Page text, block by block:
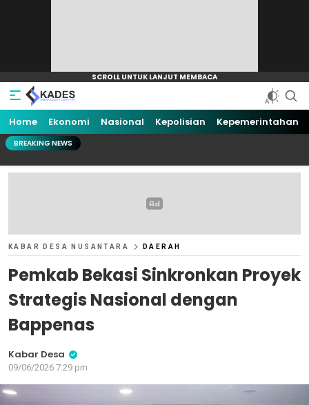
Home Ekonomi Nasional Kepolisian Kepemerintahan
BREAKING NEWS
KABAR DESA NUSANTARA DAERAH
Pemkab Bekasi Sinkronkan Proyek
Strategis Nasional dengan
Bappenas
Kabar Desa
09/06/2026 7:29 pm